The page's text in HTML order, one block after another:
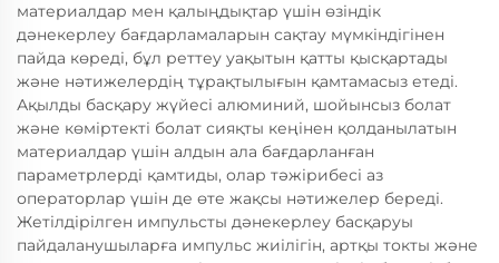
материалдар мен қалыңдықтар үшін өзіндік
дәнекерлеу бағдарламаларын сақтау мүмкіндігінен
пайда көреді, бұл реттеу уақытын қатты қысқартады
және нәтижелердің тұрақтылығын қамтамасыз етеді.
Ақылды басқару жүйесі алюминий, шойынсыз болат
және көміртекті болат сияқты кеңінен қолданылатын
материалдар үшін алдын ала бағдарланған
параметрлерді қамтиды, олар тәжірибесі аз
операторлар үшін де өте жақсы нәтижелер береді.
Жетілдірілген импульсты дәнекерлеу басқаруы
пайдаланушыларға импульс жиілігін, артқы токты және